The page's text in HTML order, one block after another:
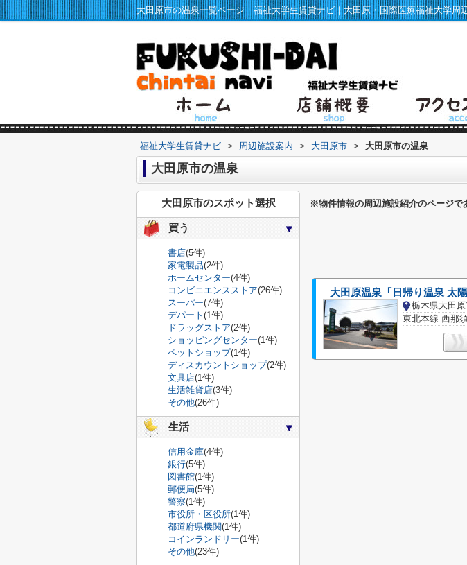
福祉大学生賃貸ナビ > 周辺施設案内 > 大田原市 > 大田原市の温泉
大田原市の温泉
※物件情報の周辺施設紹介のページで
栃木県大田
東北本線 西那
大田原市のスポット選択
買う
書店(5件)
家電製品(2件)
ホームセンター(4件)
コンビニエンスストア(26件)
スーパー(7件)
デパート (1件)
ドラッグストア(2件)
ショッピングセンター(1件)
ペットショップ(1件)
ディスカウントショップ(2件)
文具店(1件)
生活雑貨店(3件)
その他(26件)
生活
信用金庫(4件)
銀行(5件)
図書館(1件)
郵便局(5件)
警察(1件)
市役所・区役所(1件)
都道府県機関(1件)
コインランドリー(1件)
その他(23件)